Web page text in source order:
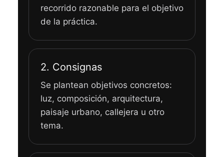
recorrido razonable para el objetivo
de la práctica.
2. Consignas
Se plantean objetivos concretos:
luz, composición, arquitectura,
paisaje urbano, callejera u otro
tema.